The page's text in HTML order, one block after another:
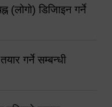
(लोगो) डिजिाइन गर्ने
गर्ने सम्बन्धी